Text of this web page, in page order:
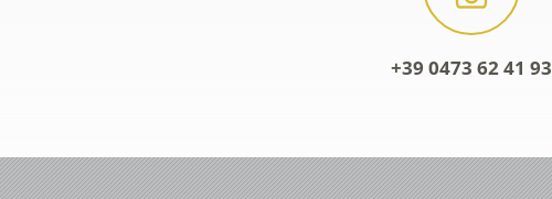
+39 0473 62 41 93